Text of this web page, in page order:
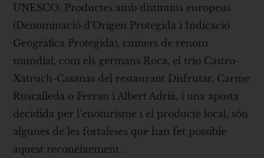
UNESCO. Productes amb distintius europeus
(Denominació d’Origen Protegida i Indicació
Geogràfica Protegida), cuiners de renom
mundial, com els germans Roca, el trio Castro-
Xatruch-Casañas del restaurant Disfrutar, Carme
Ruscalleda o Ferran i Albert Adrià, i una aposta
decidida per l’enoturisme i el producte local, són
algunes de les fortaleses que han fet possible
aquest reconeixement.